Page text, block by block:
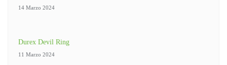
14 Marzo 2024
Durex Devil Ring
11 Marzo 2024